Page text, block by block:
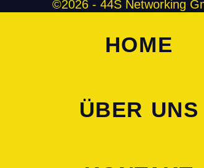
©2026 - 44S Networking
HOME
ÜBER UNS